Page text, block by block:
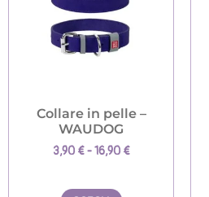
Collare in pelle –
WAUDOG
3,90 € - 16,90 €